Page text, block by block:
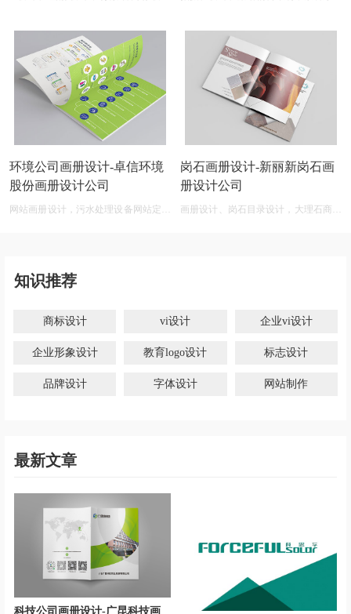
环境公司画册设计-卓信环境
股份画册设计公司
网站画册设计，污水处理设备网站定制
岗石画册设计-新丽新岗石画
册设计公司
画册设计、岗石目录设计，大理石商标
知识推荐
商标设计 vi设计 企业vi设计
企业形象设计 教育logo设计 标志设计
品牌设计 字体设计 网站制作
最新文章
科技公司画册设计-广昆科技画